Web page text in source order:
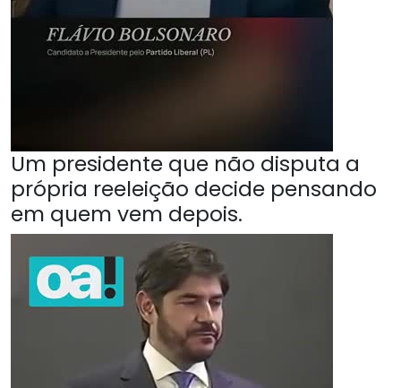
Um presidente que não disputa a
própria reeleição decide pensando
em quem vem depois.